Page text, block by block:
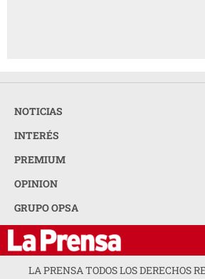
NOTICIAS
INTERÉS
PREMIUM
OPINION
GRUPO OPSA
LA PRENSA TODOS LOS DERECHOS